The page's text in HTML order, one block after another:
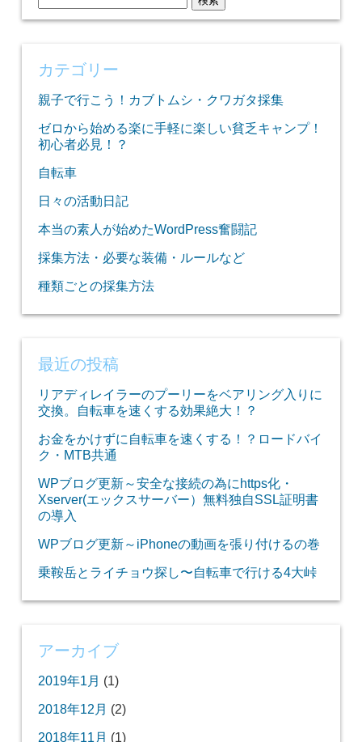
索:
カテゴリー
親子で行こう！カブトムシ・クワガタ採集
ゼロから始める楽に手軽に楽しい貧乏キャンプ！
初心者必見！？
自転車
日々の活動日記
本当の素人が始めたWordPress奮闘記
採集方法・必要な装備・ルールなど
種類ごとの採集方法
最近の投稿
リアディレイラーのプーリーをベアリング入りに
交換。自転車を速くする効果絶大！？
お金をかけずに自転車を速くする！？ロードバイ
ク・MTB共通
WPブログ更新～安全な接続の為にhttps化・
Xserver(エックスサーバー）無料独自SSL証明書
の導入
WPブログ更新～iPhoneの動画を張り付けるの巻
乗鞍岳とライチョウ探し〜自転車で行ける4大峠
アーカイブ
2019年1月 (1)
2018年12月 (2)
2018年11月 (1)